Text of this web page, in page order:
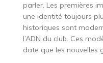
parler. Les premières
une identité toujours
historiques sont
l’ADN du club. Ces
date que les nouvelles